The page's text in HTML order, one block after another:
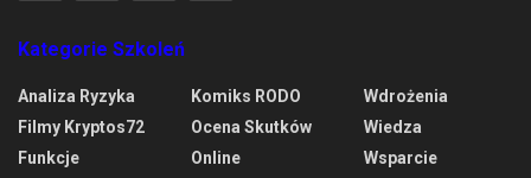
Kategorie Szkoleń
Analiza Ryzyka
Filmy Kryptos72
Funkcje
Komiks RODO
Ocena Skutków
Online
Wdrożenia
Wiedza
Wsparcie